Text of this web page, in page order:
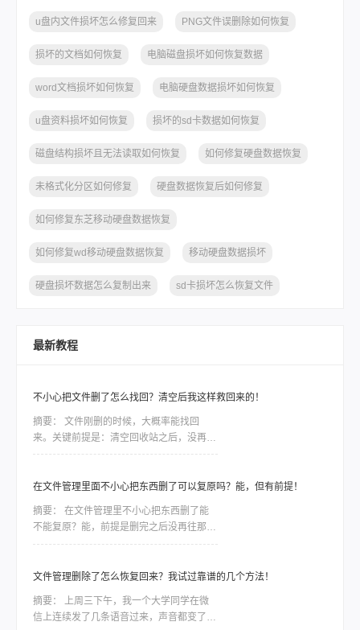
u盘内文件损坏怎么修复回来 PNG文件误删除如何恢复
损坏的文档如何恢复 电脑磁盘损坏如何恢复数据
word文档损坏如何恢复 电脑硬盘数据损坏如何恢复
u盘资料损坏如何恢复 损坏的sd卡数据如何恢复
磁盘结构损坏且无法读取如何恢复 如何修复硬盘数据恢复
未格式化分区如何修复 硬盘数据恢复后如何修复
如何修复东芝移动硬盘数据恢复
如何修复wd移动硬盘数据恢复 移动硬盘数据损坏
硬盘损坏数据怎么复制出来 sd卡损坏怎么恢复文件
最新教程
不小心把文件删了怎么找回？清空后我这样救回来的！
摘要：
来。关键前提是：清空回收站之后，没再往
这个盘里存过新东西。因为文件删除只是把
入新数据把原位置盖住了，就真的没了。所
盘。
在文件管理里面不小心把东西删了可以复原吗？能，但有前提！
摘要：
不能复原？能，前提是删完之后没再往那个
盘里存过新东西。文件删除只是把磁盘空间
还在。这个前提直接决定了你能不能救回
事阿杰电话里声音都有点抖——他老婆在文
件管理器里整理旅行照片，手一滑把整个文
文件管理删除了怎么恢复回来？我试过靠谱的几个方法！
摘要：
信上连续发了几条语音过来，声音都变了，